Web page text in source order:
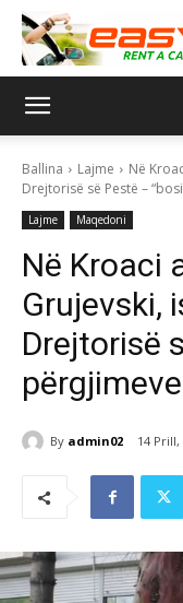
Ballina Lajme
Në
Drejtorisë së Pestë –
Lajme Maqedoni
Në Kroaci
Grujevski,
Drejtorisë
By admin02 14 Prill,